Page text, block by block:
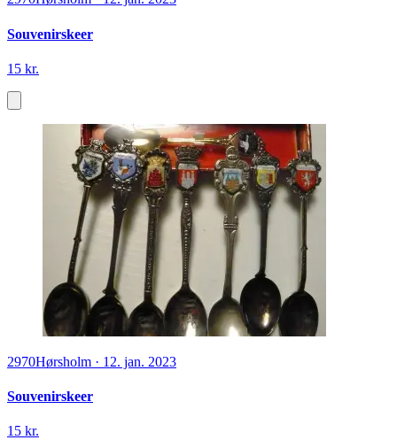
Souvenirskeer
15 kr.
2970Hørsholm · 12. jan. 2023
Souvenirskeer
15 kr.